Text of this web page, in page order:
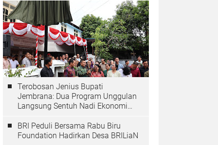
Terobosan Jenius Bupati
Jembrana: Dua Program Unggulan
Langsung Sentuh Nadi Ekonomi
BRI Peduli Bersama Rabu Biru
Foundation Hadirkan Desa BRILiaN